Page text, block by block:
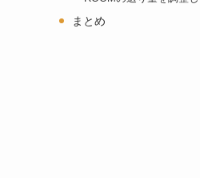
まとめ